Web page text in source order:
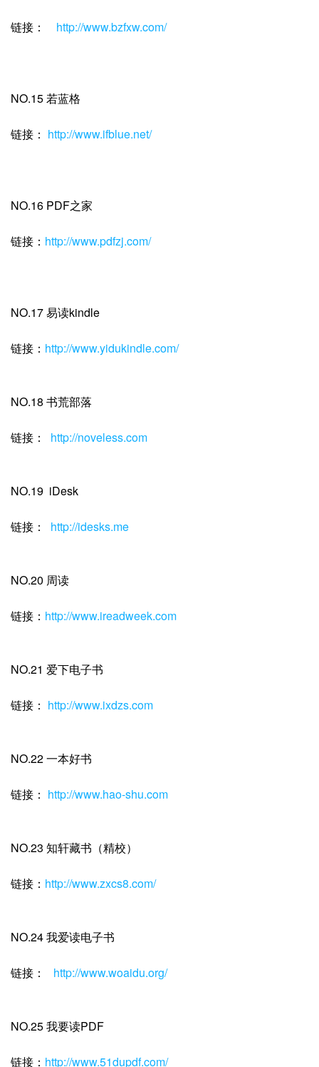
链接： http://www.bzfxw.com/
NO.15 若蓝格
链接： http://www.ifblue.net/
NO.16 PDF之家
链接： http://www.pdfzj.com/
NO.17 易读kindle
链接： http://www.yidukindle.com/
NO.18 书荒部落
链接： http://noveless.com
NO.19 iDesk
链接： http://idesks.me
NO.20 周读
链接： http://www.ireadweek.com
NO.21 爱下电子书
链接： http://www.ixdzs.com
NO.22 一本好书
链接： http://www.hao-shu.com
NO.23 知轩藏书（精校）
链接： http://www.zxcs8.com/
NO.24 我爱读电子书
链接： http://www.woaidu.org/
NO.25 我要读PDF
链接： http://www.51dupdf.com/